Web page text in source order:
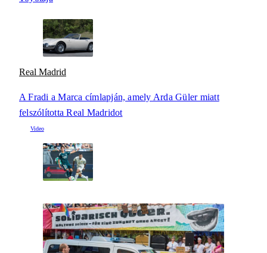
Real Madrid
A Fradi a Marca címlapján, amely Arda Güler miatt
felszólította Real Madridot